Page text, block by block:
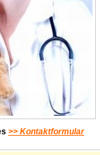
>> Kontaktformular